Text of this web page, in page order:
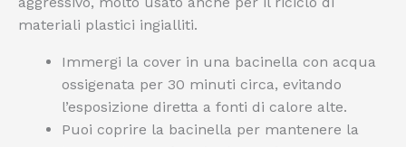
materiali plastici ingialliti.
Immergi la cover in una bacinella con acqua
ossigenata per 30 minuti circa, evitando
l’esposizione diretta a fonti di calore alte.
Puoi coprire la bacinella per mantenere la